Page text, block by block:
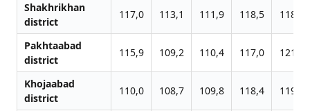
Shakhrikhan
district
117,0 113,1 111,9 118,5 118,3
Pakhtaabad
district
115,9 109,2 110,4 117,0 121,0
Khojaabad
district
110,0 108,7 109,8 118,4 119,9